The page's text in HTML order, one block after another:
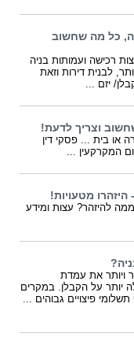
כל מה שחשוב
רכישה ועמותות בניה
לבנית דירות וזאת
יזם ...
וצריך לדעת!
או בית ... פסקי דין
המקרקעין ...
היזהרו מטעויות!
להיזהר? עצות ומידע
ויותר את עמדת
יותר על הקבלן. במקרים
פיצויים גבוהים ...